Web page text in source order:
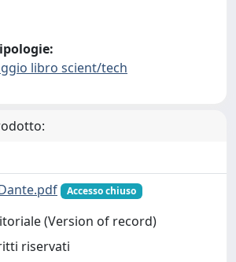
libro scient/tech
Accesso chiuso
(Version of record)
riservati